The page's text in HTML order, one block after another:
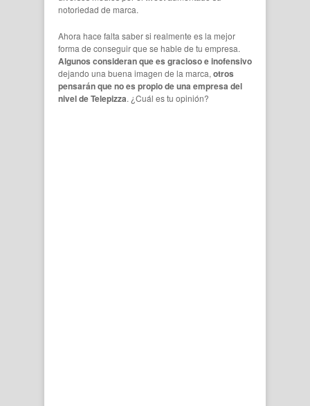
notoriedad de marca.
Ahora hace falta saber si realmente es la mejor
forma de conseguir que se hable de tu empresa.
Algunos consideran que es gracioso e inofensivo
dejando una buena imagen de la marca, otros
pensarán que no es propio de una empresa del
nivel de Telepizza. ¿Cuál es tu opinión?